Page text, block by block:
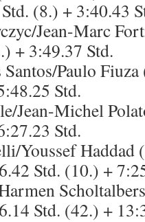
(8.) + 3:40.43
Jean-Marc
+ 3:49.37 Std.
Paulo
Std.
Jean-Michel
Std.
Youssef
Std. (10.) +
Std. (42.) +